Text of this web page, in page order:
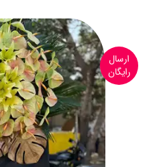
ارسال
رایگان